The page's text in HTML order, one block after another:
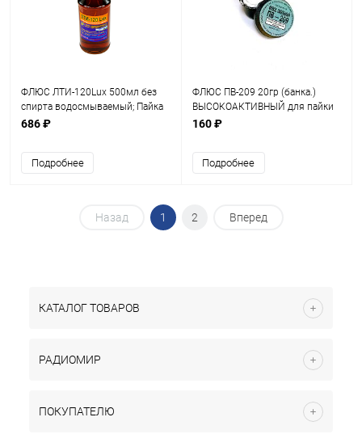
ФЛЮС ЛТИ-120Lux 500мл без
спирта водосмываемый; Пайка
элементов радиомонтажа,
сталей и цинка легкоплавкими
припоями. Сост
686 ₽
Подробнее
ФЛЮС ПВ-209 20гр (банка.)
ВЫСОКОАКТИВНЫЙ для пайки
коррозионно-стойких и
медных сплавов медными и
серебряными припоями п
160 ₽
Подробнее
Назад 1 2 Вперед
КАТАЛОГ ТОВАРОВ
РАДИОМИР
ПОКУПАТЕЛЮ